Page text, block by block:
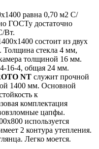
равна 0,70 м2 С/
ГОСТу достаточно
Вт.
состоит из двух
Толщина стекла 4 мм,
толщиной 16 мм.
16-4, общая 24 мм.
NT служит прочной
1400 мм. Основной
к
комплектация
цапфы.
используется
2 контура утепления.
Легко моется.